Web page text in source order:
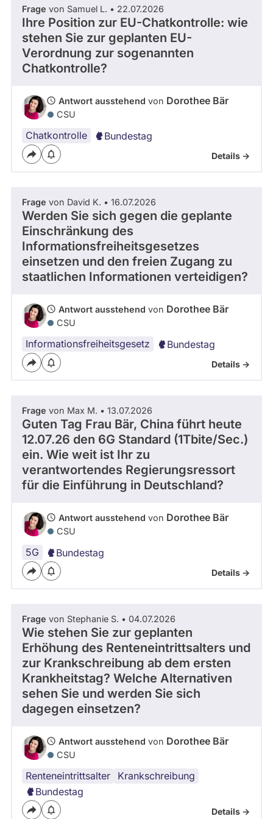
Kandidaturen
und
Mandaten
werden
nicht
berücksichtigt.
Thema
- Alle -
Frage von Samuel L. • 22.07.2026
Ihre Position zur EU-Chatkontrolle: wie
stehen Sie zur geplanten EU-
Verordnung zur sogenannten
Chatkontrolle?
Antwort ausstehend von Dorothee Bär
CSU
Chatkontrolle Bundestag
Details ->
Frage von David K. • 16.07.2026
Werden Sie sich gegen die geplante
Einschränkung des
Informationsfreiheitsgesetzes
einsetzen und den freien Zugang zu
staatlichen Informationen verteidigen?
Antwort ausstehend von Dorothee Bär
CSU
Informationsfreiheitsgesetz Bundestag
Details ->
Frage von Max M. • 13.07.2026
Guten Tag Frau Bär, China führt heute
12.07.26 den 6G Standard (1Tbite/Sec.)
ein. Wie weit ist Ihr zu
verantwortendes Regierungsressort
für die Einführung in Deutschland?
Antwort ausstehend von Dorothee Bär
CSU
5G Bundestag
Details ->
Frage von Stephanie S. • 04.07.2026
Wie stehen Sie zur geplanten
Erhöhung des Renteneintrittsalters und
zur Krankschreibung ab dem ersten
Krankheitstag? Welche Alternativen
sehen Sie und werden Sie sich
dagegen einsetzen?
Antwort ausstehend von Dorothee Bär
CSU
Renteneintrittsalter
Krankschreibung
Bundestag
Details ->